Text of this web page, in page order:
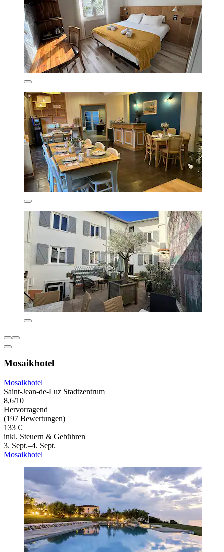
Mosaikhotel
Mosaikhotel
Saint-Jean-de-Luz Stadtzentrum
8,6/10
Hervorragend
(197 Bewertungen)
133 €
inkl. Steuern & Gebühren
3. Sept.–4. Sept.
Mosaikhotel